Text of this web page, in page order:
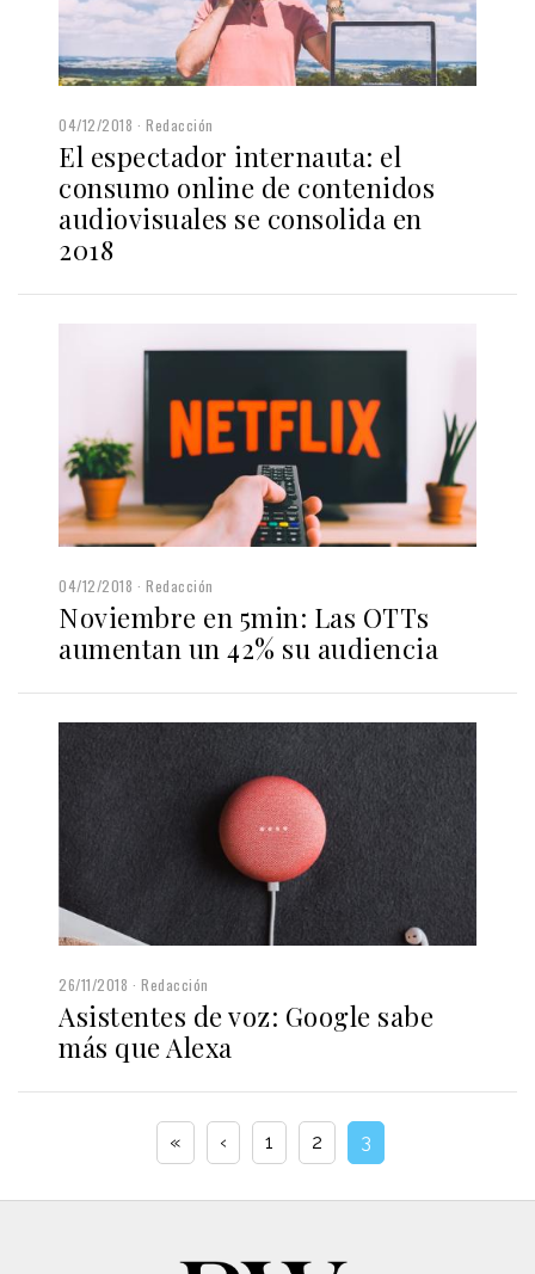
04/12/2018 Redacción
El espectador internauta: el
consumo online de contenidos
audiovisuales se consolida en
2018
04/12/2018 Redacción
Noviembre en 5min: Las OTTs
aumentan un 42% su audiencia
26/11/2018 Redacción
Asistentes de voz: Google sabe
más que Alexa
« ‹ 1 2 3